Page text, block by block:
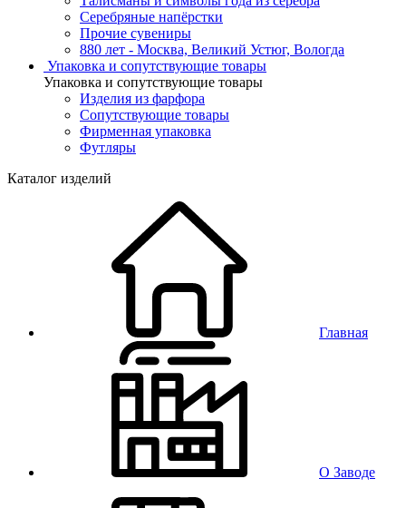
Серебряные напёрстки
Прочие сувениры
880 лет - Москва, Великий Устюг, Вологда
Упаковка и сопутствующие товары
Упаковка и сопутствующие товары
Изделия из фарфора
Сопутствующие товары
Фирменная упаковка
Футляры
Каталог изделий
Главная
О Заводе